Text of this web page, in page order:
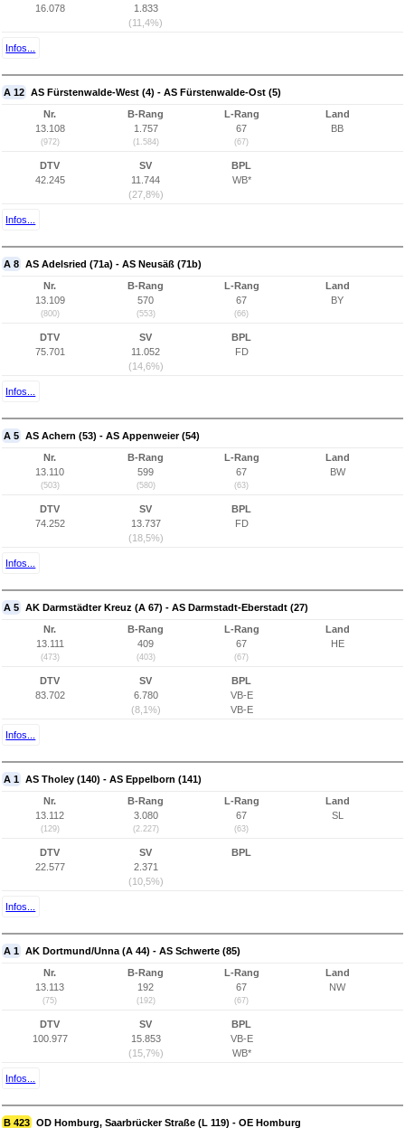
16.078
1.833
(11,4%)
Infos...
A 12 AS Fürstenwalde-West (4) - AS Fürstenwalde-Ost (5)
Nr.
13.108
(972)
B-Rang
1.757
(1.584)
L-Rang
67
(67)
Land
BB
DTV
42.245
SV
11.744
(27,8%)
BPL
WB*
Infos...
A 8 AS Adelsried (71a) - AS Neusäß (71b)
Nr.
13.109
(800)
B-Rang
570
(553)
L-Rang
67
(66)
Land
BY
DTV
75.701
SV
11.052
(14,6%)
BPL
FD
Infos...
A 5 AS Achern (53) - AS Appenweier (54)
Nr.
13.110
(503)
B-Rang
599
(580)
L-Rang
67
(63)
Land
BW
DTV
74.252
SV
13.737
(18,5%)
BPL
FD
Infos...
A 5 AK Darmstädter Kreuz (A 67) - AS Darmstadt-Eberstadt (27)
Nr.
13.111
(473)
B-Rang
409
(403)
L-Rang
67
(67)
Land
HE
DTV
83.702
SV
6.780
(8,1%)
BPL
VB-E
VB-E
Infos...
A 1 AS Tholey (140) - AS Eppelborn (141)
Nr.
13.112
(129)
B-Rang
3.080
(2.227)
L-Rang
67
(63)
Land
SL
DTV
22.577
SV
2.371
(10,5%)
BPL
Infos...
A 1 AK Dortmund/Unna (A 44) - AS Schwerte (85)
Nr.
13.113
(75)
B-Rang
192
(192)
L-Rang
67
(67)
Land
NW
DTV
100.977
SV
15.853
(15,7%)
BPL
VB-E
WB*
Infos...
B 423 OD Homburg, Saarbrücker Straße (L 119) - OE Homburg